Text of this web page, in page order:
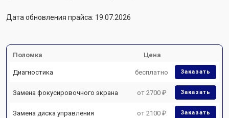
Дата обновления прайса: 19.07.2026
Поломка Цена
Диагностика бесплатно Заказать
Замена фокусировочного экрана от 2700 ₽ Заказать
Замена диска управления от 2100 ₽ Заказать